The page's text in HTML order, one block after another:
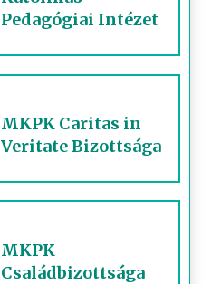
Pedagógiai Intézet
MKPK Caritas in
Veritate Bizottsága
MKPK
Családbizottsága